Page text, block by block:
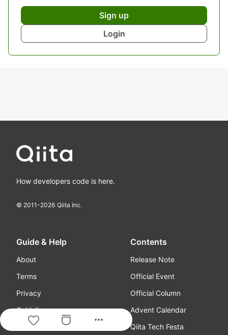
Sign up
Login
more_horiz
How developers code is here.
© 2011-2026 Qiita Inc.
Guide & Help
About
Terms
Privacy
Guideline
Media Kit
Contents
Release Note
Official Event
Official Column
Advent Calendar
Qiita Tech Festa